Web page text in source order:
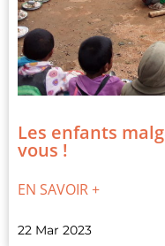
Les enfants
vous !
EN SAVOIR +
22 Mar 2023